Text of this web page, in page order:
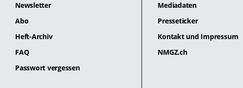
Newsletter
Abo
Heft-Archiv
FAQ
Passwort vergessen
Mediadaten
Presseticker
Kontakt und Impressum
NMGZ.ch